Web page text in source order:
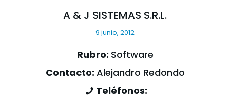
A & J SISTEMAS S.R.L.
9 junio, 2012
Rubro: Software
Contacto: Alejandro Redondo
Teléfonos: